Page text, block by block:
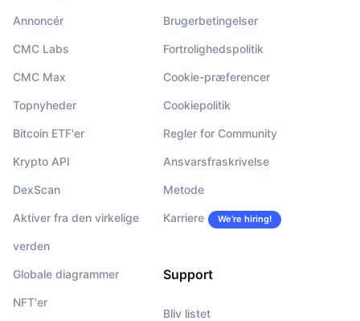
Annoncér
CMC Labs
CMC Max
Topnyheder
Bitcoin ETF'er
Krypto API
DexScan
Aktiver fra den virkelige
verden
Globale diagrammer
NFT'er
Brugerbetingelser
Fortrolighedspolitik
Cookie-præferencer
Cookiepolitik
Regler for Community
Ansvarsfraskrivelse
Metode
Karriere We’re hiring!
Support
Bliv listet